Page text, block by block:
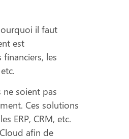
il faut
est
les
ne soient pas
Ces solutions
ERP, CRM, etc.
afin de